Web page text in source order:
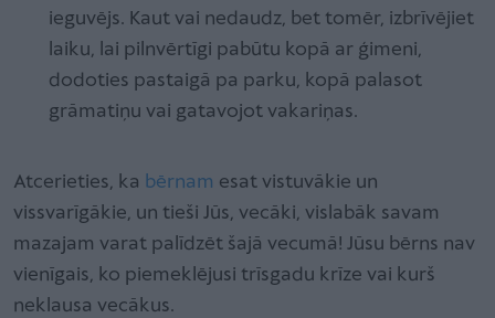
ieguvējs. Kaut vai nedaudz, bet tomēr, izbrīvējiet
laiku, lai pilnvērtīgi pabūtu kopā ar ģimeni,
dodoties pastaigā pa parku, kopā palasot
grāmatiņu vai gatavojot vakariņas.
Atcerieties, ka bērnam esat vistuvākie un
vissvarīgākie, un tieši Jūs, vecāki, vislabāk savam
mazajam varat palīdzēt šajā vecumā! Jūsu bērns nav
vienīgais, ko piemeklējusi trīsgadu krīze vai kurš
neklausa vecākus.